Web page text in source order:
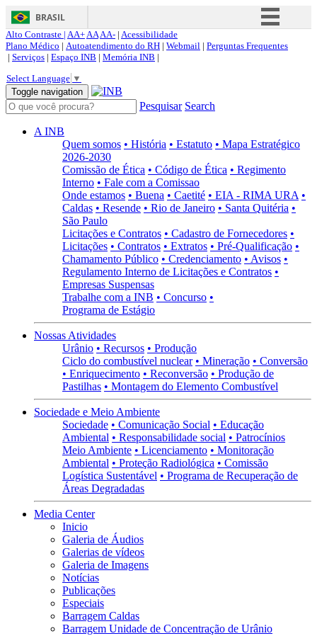
BRASIL
Simplifique!
Acesso à informação
Canais
Alto Contraste | AA+AAAA- | Acessibilidade
Plano Médico | Autoatendimento do RH | Webmail | Perguntas Frequentes
| Serviços | Espaço INB | Memória INB |
Select Language ▼
Toggle navigation
Pesquisar Search
A INB
Quem somos • História • Estatuto • Mapa Estratégico
2026-2030
Comissão de Ética • Código de Ética • Regimento
Interno • Fale com a Comissao
Onde estamos • Buena • Caetité • EIA - RIMA URA •
Caldas • Resende • Rio de Janeiro • Santa Quitéria •
São Paulo
Licitações e Contratos • Cadastro de Fornecedores •
Licitações • Contratos • Extratos • Pré-Qualificação •
Chamamento Público • Credenciamento • Avisos •
Regulamento Interno de Licitações e Contratos •
Empresas Suspensas
Trabalhe com a INB • Concurso •
Programa de Estágio
Nossas Atividades
Urânio • Recursos • Produção
Ciclo do combustível nuclear • Mineração • Conversão
• Enriquecimento • Reconversão • Produção de
Pastilhas • Montagem do Elemento Combustível
Sociedade e Meio Ambiente
Sociedade • Comunicação Social • Educação
Ambiental • Responsabilidade social • Patrocínios
Meio Ambiente • Licenciamento • Monitoração
Ambiental • Proteção Radiológica • Comissão
Logística Sustentável • Programa de Recuperação de
Áreas Degradadas
Media Center
Inicio
Galeria de Áudios
Galerias de vídeos
Galeria de Imagens
Notícias
Publicações
Especiais
Barragem Caldas
Barragem Unidade de Concentração de Urânio